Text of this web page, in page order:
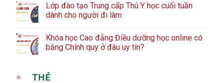
Lớp đào tạo Trung cấp Thú Y học cuối tuần
dành cho người đi làm
Khóa học Cao đẳng Điều dưỡng học online có
bằng Chính quy ở đâu uy tín?
THẺ